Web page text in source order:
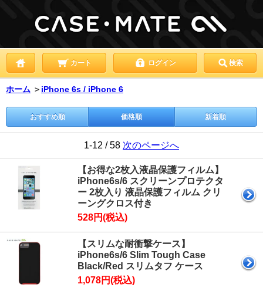
カート ログイン 検索
ホーム ＞ iPhone 6s / iPhone 6
おすすめ順 価格順 新着順
1-12 / 58 次のページへ
【お得な2枚入液晶保護フィルム】
iPhone6s/6 スクリーンプロテクタ
ー 2枚入り 液晶保護フィルム クリ
ーングクロス付き
528円(税込)
【スリムな耐衝撃ケース】
iPhone6s/6 Slim Tough Case
Black/Red スリムタフ ケース
1,078円(税込)